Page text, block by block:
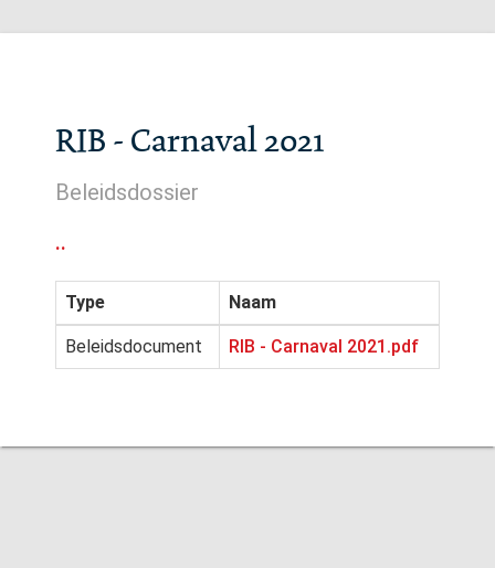
RIB - Carnaval 2021
Beleidsdossier
..
Type Naam
Beleidsdocument RIB - Carnaval 2021.pdf